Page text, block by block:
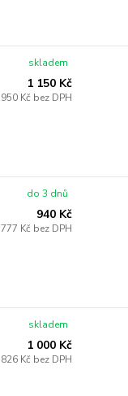
1 150 Kč
950 Kč bez DPH
skladem
940 Kč
777 Kč bez DPH
do 3 dnů
1 000 Kč
826 Kč bez DPH
skladem